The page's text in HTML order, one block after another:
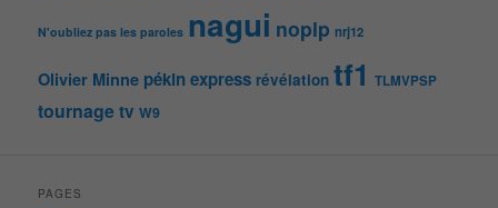
N'oubliez pas les paroles nagui noplp nrj12
Olivier Minne pékin express révélation tf1 TLMVPSP
tournagetv W9
PAGES